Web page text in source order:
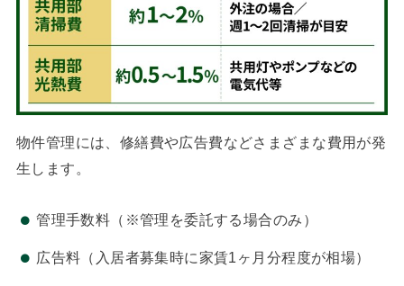
物件管理には、修繕費や広告費などさまざまな費用が発
生します。
管理手数料（※管理を委託する場合のみ）
広告料（入居者募集時に家賃1ヶ月分程度が相場）